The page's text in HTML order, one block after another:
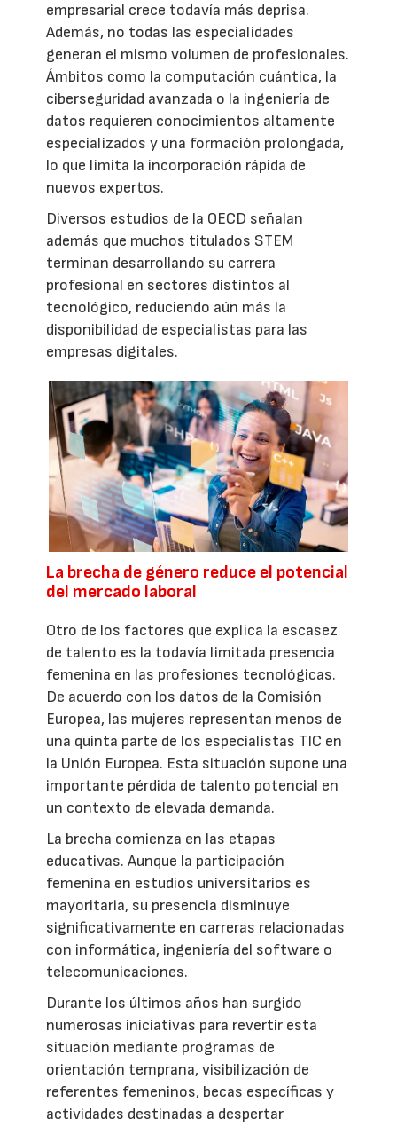
empresarial crece todavía más deprisa.
Además, no todas las especialidades
generan el mismo volumen de profesionales.
Ámbitos como la computación cuántica, la
ciberseguridad avanzada o la ingeniería de
datos requieren conocimientos altamente
especializados y una formación prolongada,
lo que limita la incorporación rápida de
nuevos expertos.
Diversos estudios de la OECD señalan
además que muchos titulados STEM
terminan desarrollando su carrera
profesional en sectores distintos al
tecnológico, reduciendo aún más la
disponibilidad de especialistas para las
empresas digitales.
La brecha de género reduce el potencial
del mercado laboral
Otro de los factores que explica la escasez
de talento es la todavía limitada presencia
femenina en las profesiones tecnológicas.
De acuerdo con los datos de la Comisión
Europea, las mujeres representan menos de
una quinta parte de los especialistas TIC en
la Unión Europea. Esta situación supone una
importante pérdida de talento potencial en
un contexto de elevada demanda.
La brecha comienza en las etapas
educativas. Aunque la participación
femenina en estudios universitarios es
mayoritaria, su presencia disminuye
significativamente en carreras relacionadas
con informática, ingeniería del software o
telecomunicaciones.
Durante los últimos años han surgido
numerosas iniciativas para revertir esta
situación mediante programas de
orientación temprana, visibilización de
referentes femeninos, becas específicas y
actividades destinadas a despertar